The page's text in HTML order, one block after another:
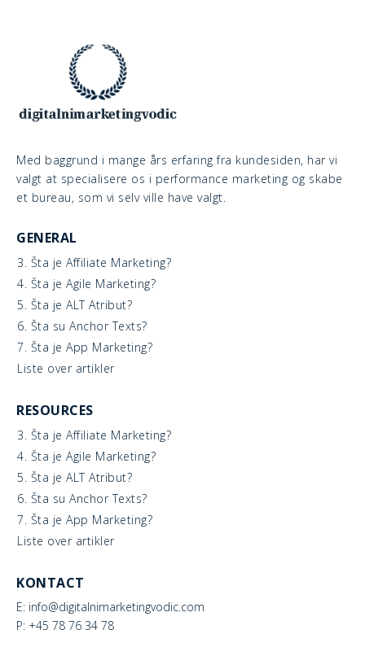
Med baggrund i mange års erfaring fra kundesiden, har vi
valgt at specialisere os i performance marketing og skabe
et bureau, som vi selv ville have valgt.
GENERAL
3. Šta je Affiliate Marketing?
4. Šta je Agile Marketing?
5. Šta je ALT Atribut?
6. Šta su Anchor Texts?
7. Šta je App Marketing?
Liste over artikler
RESOURCES
3. Šta je Affiliate Marketing?
4. Šta je Agile Marketing?
5. Šta je ALT Atribut?
6. Šta su Anchor Texts?
7. Šta je App Marketing?
Liste over artikler
KONTACT
E: info@digitalnimarketingvodic.com
P: +45 78 76 34 78